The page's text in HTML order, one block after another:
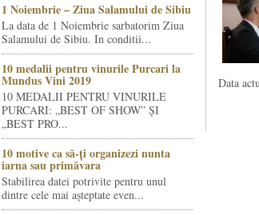
1 Noiembrie – Ziua Salamului de Sibiu
La data de 1 Noiembrie sarbatorim Ziua
Salamului de Sibiu. In conditii...
10 medalii pentru vinurile Purcari la
Mundus Vini 2019
10 MEDALII PENTRU VINURILE
PURCARI: „BEST OF SHOW” ȘI
„BEST PRO...
10 motive ca să-ți organizezi nunta
iarna sau primăvara
Stabilirea datei potrivite pentru unul
dintre cele mai așteptate even...
Data